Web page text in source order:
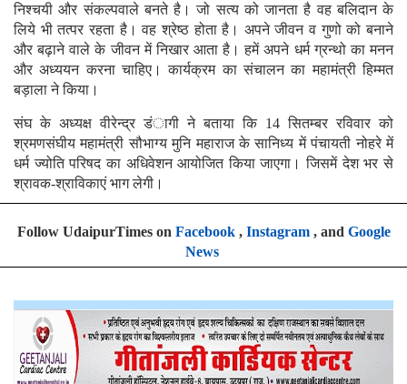
निश्चयी और संकल्पवाले बनते है। जो सत्य को जानता है वह बलिदान के
लिये भी तत्पर रहता है। वह श्रेष्ठ होता है। अपने जीवन व गुणो को बनाने
और बढ़ाने वाले के जीवन में निखार आता है। हमें अपने धर्म ग्रन्थो का मनन
और अध्ययन करना चाहिए। कार्यक्रम का संचालन का महामंत्री हिम्मत
बड़ाला ने किया।
संघ के अध्यक्ष वीरेन्द्र डंागी ने बताया कि 14 सितम्बर रविवार को
श्रमणसंघीय महामंत्री सौभाग्य मुनि महाराज के सानिध्य में पंचायती नोहरे में
धर्म ज्योति परिषद का अधिवेशन आयोजित किया जाएगा। जिसमें देश भर से
श्रावक-श्राविकाएं भाग लेगी।
Follow UdaipurTimes on Facebook, Instagram, and Google
News